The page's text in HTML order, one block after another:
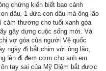
chứng kiến biết bao cảnh
dâu, 1 đứa con dâu mà ông lão
thương cho tuổi xanh góa
gây dựng cuộc sống mới. Và
vợ góa của người Vệ quốc
ngày đi bắt chim với ông lão,
lẻn đi đem cơm cho anh em
tay sai của Mỹ Diệm bắt được